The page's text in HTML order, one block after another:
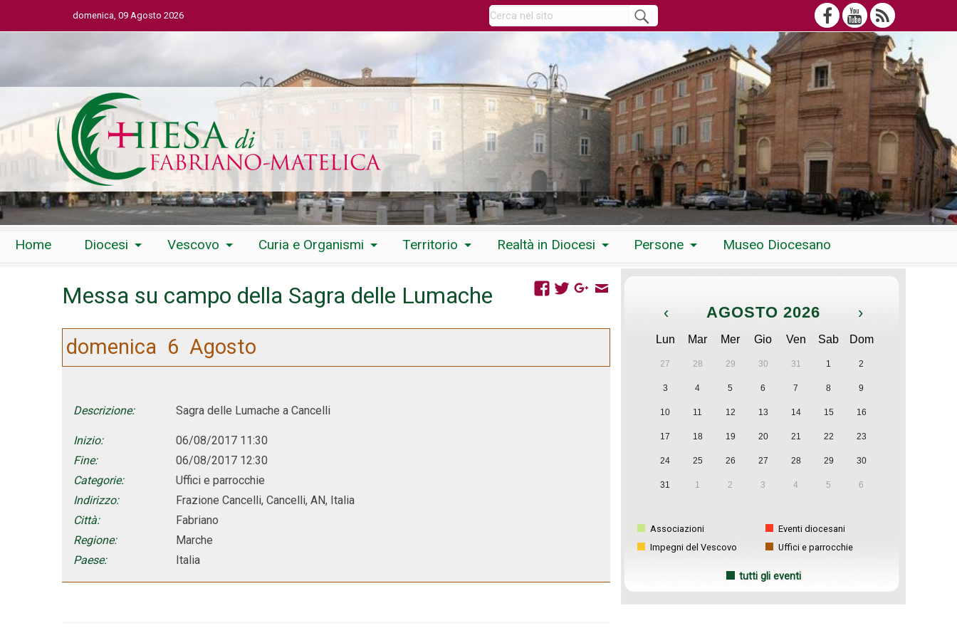
domenica, 09 Agosto 2026
Home Diocesi Vescovo Curia e Organismi Territorio Realtà in Diocesi Persone Museo Diocesano
Messa su campo della Sagra delle Lumache
domenica 6 Agosto
Descrizione: Sagra delle Lumache a Cancelli
Inizio:
06/08/2017 11:30
Fine:
06/08/2017 12:30
Categorie:
Uffici e parrocchie
Indirizzo:
Frazione Cancelli, Cancelli, AN, Italia
Città:
Fabriano
Regione:
Marche
Paese:
Italia
‹ AGOSTO 2026 ›
Lun Mar Mer Gio Ven Sab Dom
27 28 29 30 31 1 2
3 4 5 6 7 8 9
10 11 12 13 14 15 16
17 18 19 20 21 22 23
24 25 26 27 28 29 30
31 1 2 3 4 5 6
Associazioni
Eventi diocesani
Impegni del Vescovo
Uffici e parrocchie
tutti gli eventi